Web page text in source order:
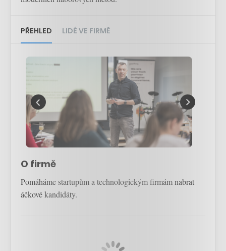
PŘEHLED LIDÉ VE FIRMĚ
O firmě
Pomáháme startupům a technologickým firmám nabrat
áčkové kandidáty.